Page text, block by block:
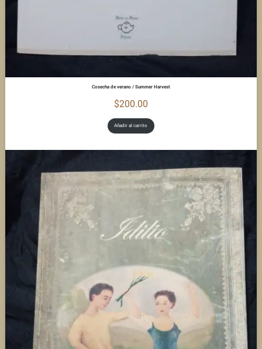
Cosecha de verano / Summer Harvest
$200.00
Añadir al carrito